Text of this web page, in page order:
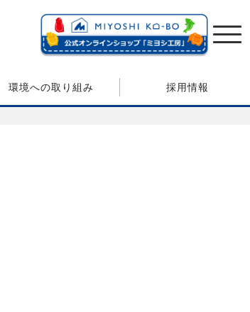
環境への取り組み 採用情報